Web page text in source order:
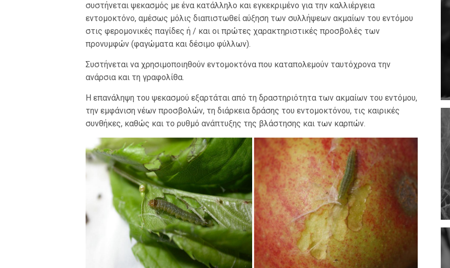
συστήνεται ψεκασμός με ένα κατάλληλο και εγκεκριμένο για την καλλιέργεια
εντομοκτόνο, αμέσως μόλις διαπιστωθεί αύξηση των συλλήψεων ακμαίων του εντόμου
στις φερομονικές παγίδες ή / και οι πρώτες χαρακτηριστικές προσβολές των
προνυμφών (φαγώματα και δέσιμο φύλλων).
Συστήνεται να χρησιμοποιηθούν εντομοκτόνα που καταπολεμούν ταυτόχρονα την
ανάρσια και τη γραφολίθα.
Η επανάληψη του ψεκασμού εξαρτάται από τη δραστηριότητα των ακμαίων του εντόμου,
την εμφάνιση νέων προσβολών, τη διάρκεια δράσης του εντομοκτόνου, τις καιρικές
συνθήκες, καθώς και το ρυθμό ανάπτυξης της βλάστησης και των καρπών.